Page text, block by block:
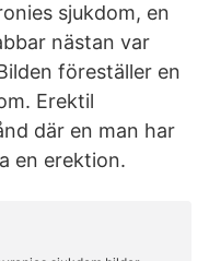
sjukdom, en
nästan var
föreställer en
Erektil
där en man har
en erektion.